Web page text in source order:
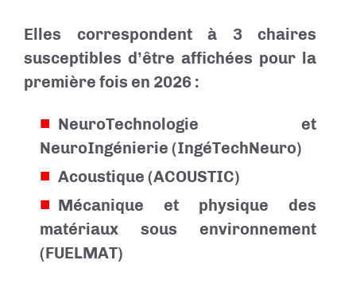
Elles correspondent à 3 chaires
susceptibles d’être affichées pour la
première fois en 2026 :
NeuroTechnologie et
NeuroIngénierie (IngéTechNeuro)
Acoustique (ACOUSTIC)
Mécanique et physique des
matériaux sous environnement
(FUELMAT)